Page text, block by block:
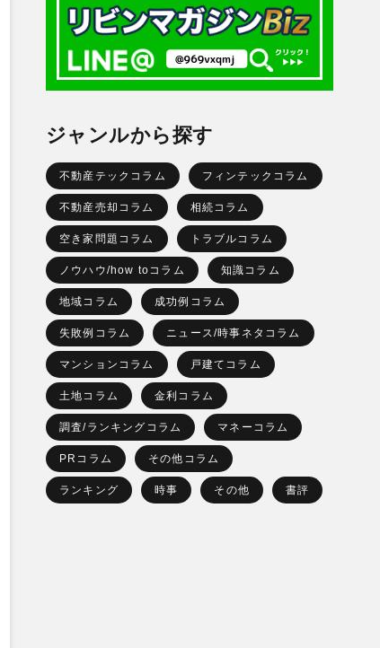
ジャンルから探す
不動産テックコラム フィンテックコラム
不動産売却コラム 相続コラム
空き家問題コラム トラブルコラム
ノウハウ/how toコラム 知識コラム
地域コラム 成功例コラム
失敗例コラム ニュース/時事ネタコラム
マンションコラム 戸建てコラム
土地コラム 金利コラム
調査/ランキングコラム マネーコラム
PRコラム その他コラム
ランキング 時事 その他 書評